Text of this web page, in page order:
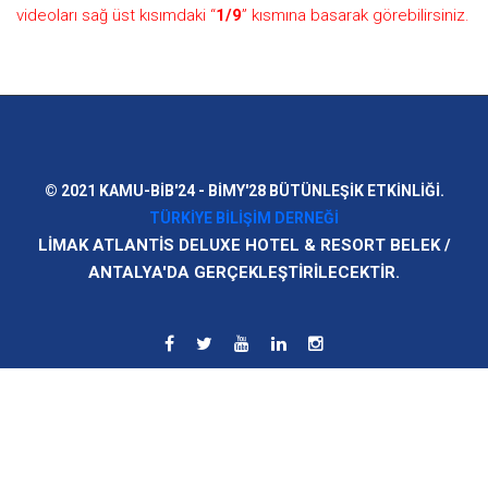
videoları sağ üst kısımdaki “1/9” kısmına basarak görebilirsiniz.
© 2021 KAMU-BİB'24 - BİMY'28 BÜTÜNLEŞIK ETKINLIĞI.
TÜRKIYE BILIŞIM DERNEĞI
LIMAK ATLANTIS DELUXE HOTEL & RESORT BELEK /
ANTALYA'DA GERÇEKLEŞTIRILECEKTIR.